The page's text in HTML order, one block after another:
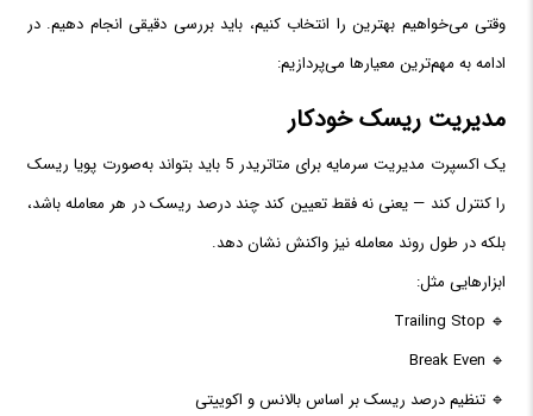
وقتی می‌خواهیم بهترین را انتخاب کنیم، باید بررسی دقیقی انجام دهیم. در
ادامه به مهم‌ترین معیارها می‌پردازیم:
مدیریت ریسک خودکار
یک اکسپرت مدیریت سرمایه برای متاتریدر 5 باید بتواند به‌صورت پویا ریسک
را کنترل کند — یعنی نه فقط تعیین کند چند درصد ریسک در هر معامله باشد،
بلکه در طول روند معامله نیز واکنش نشان دهد.
ابزارهایی مثل:
🔹 Trailing Stop
🔹 Break Even
🔹 تنظیم درصد ریسک بر اساس بالانس و اکوییتی